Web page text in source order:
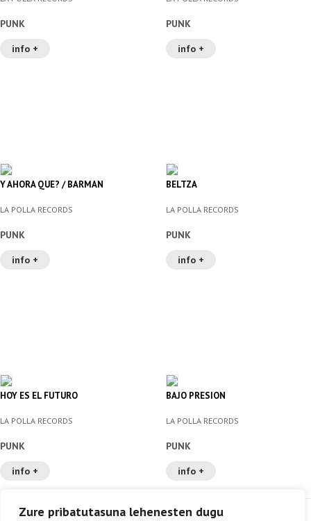
Zure pribatutasuna lehenesten dugu
PUNK
info +
PUNK
info +
Y AHORA QUE? / BARMAN
LA POLLA RECORDS
PUNK
info +
BELTZA
LA POLLA RECORDS
PUNK
info +
HOY ES EL FUTURO
LA POLLA RECORDS
PUNK
info +
BAJO PRESION
LA POLLA RECORDS
PUNK
info +